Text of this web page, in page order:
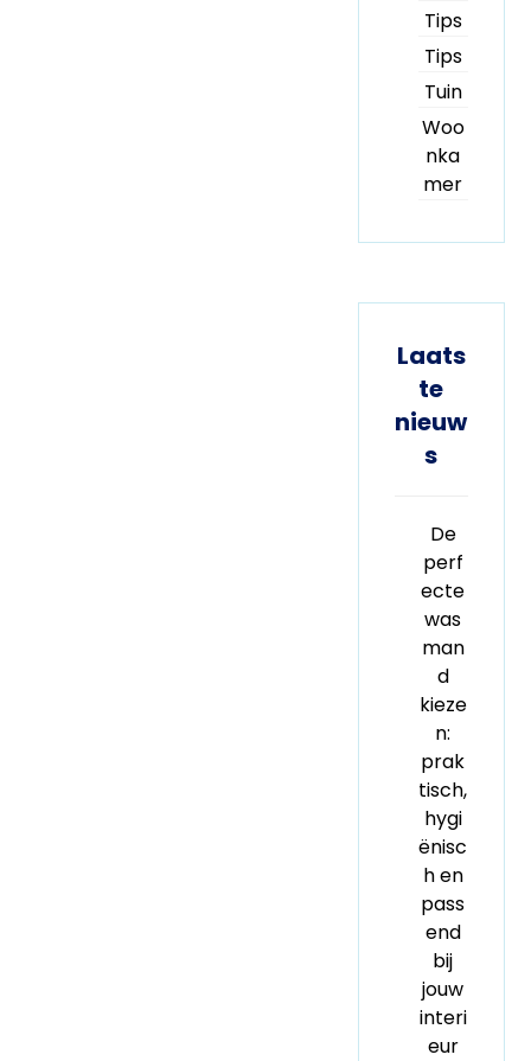
Tips
Tips
Tuin
Woo
nka
mer
Laats
te
nieuw
s
De
perf
ecte
was
man
d
kieze
n:
prak
tisch,
hygi
ënisc
h en
pass
end
bij
jouw
interi
eur